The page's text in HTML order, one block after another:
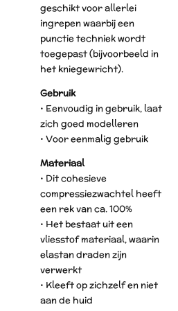
geschikt voor allerlei
ingrepen waarbij een
punctie techniek wordt
toegepast (bijvoorbeeld in
het kniegewricht).
Gebruik
• Eenvoudig in gebruik, laat
zich goed modelleren
• Voor eenmalig gebruik
Materiaal
• Dit cohesieve
compressiezwachtel heeft
een rek van ca. 100%
• Het bestaat uit een
vliesstof materiaal, waarin
elastan draden zijn
verwerkt
• Kleeft op zichzelf en niet
aan de huid